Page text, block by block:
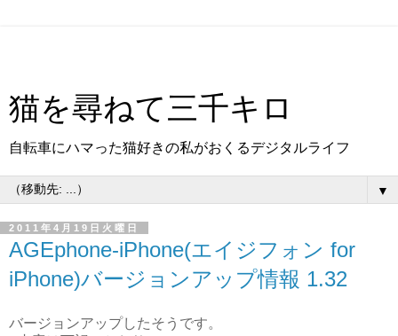
猫を尋ねて三千キロ
自転車にハマった猫好きの私がおくるデジタルライフ
▼
2011年4月19日火曜日
AGEphone-iPhone(エイジフォン for
iPhone)バージョンアップ情報 1.32
バージョンアップしたそうです。